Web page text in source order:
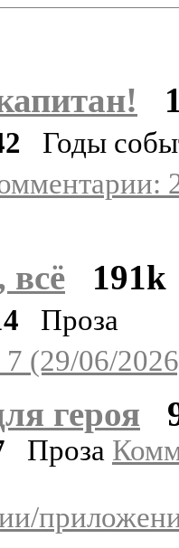
Годы
всё
191k
Проза
(29/06/
героя
Проза